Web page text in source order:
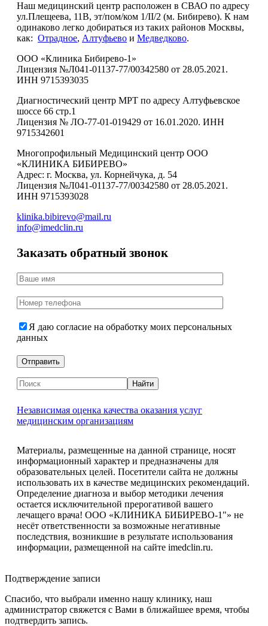
Наш медицинский центр расположен в СВАО по адресу
ул.Плещеева, 11В, эт/пом/ком 1/II/2 (м. Бибирево). К нам
одинаково легко добираться из таких районов Москвы,
как: Отрадное, Алтуфьево и Медведково.
ООО «Клиника Бибирево-1»
Лицензия №Л041-01137-77/00342580 от 28.05.2021.
ИНН 9715393035
Диагностический центр МРТ по адресу Алтуфьевское
шоссе 66 стр.1
Лицензия № ЛО-77-01-019429 от 16.01.2020. ИНН
9715342601
Многопрофильный Медицинский центр ООО
«КЛИНИКА БИБИРЕВО»
Адрес: г. Москва, ул. Корнейчука, д. 54
Лицензия №Л041-01137-77/00342580 от 28.05.2021.
ИНН 9715393028
klinika.bibirevo@mail.ru
info@imedclin.ru
Заказать обратный звонок
Я даю согласие на обработку моих персональных
данных
Независимая оценка качества оказания услуг
медицинским организациям
Материалы, размещенные на данной странице, носят
информационный характер и предназначены для
образовательных целей. Посетители сайта не должны
использовать их в качестве медицинских рекомендаций.
Определение диагноза и выбор методики лечения
остается исключительной прерогативой вашего
лечащего врача! ООО «КЛИНИКА БИБИРЕВО-1"» не
несёт ответственности за возможные негативные
последствия, возникшие в результате использования
информации, размещенной на сайте imedclin.ru.
Подтверждение записи
Спасибо, что выбрали именно нашу клинику, наш
администратор свяжется с Вами в ближайшее время, чтобы
подтвердить запись.